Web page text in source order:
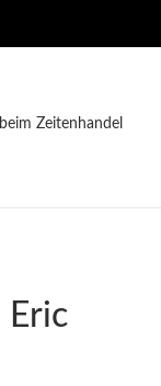
Zeitenhandel
Eric